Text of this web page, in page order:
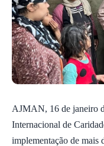
AJMAN, 16 de janeiro
Internacional de
implementação de mais